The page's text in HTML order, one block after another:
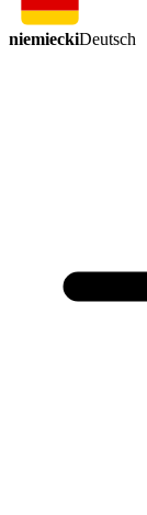
niemieckiDeutsch